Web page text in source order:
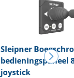
Sleipner
bedieningspaneel
joystick